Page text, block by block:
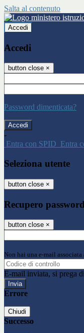
Salta al contenuto
Accedi
Accedi
button close ×
Password dimenticata?
-
Entra con SPID Entra
Seleziona utente
button close ×
Recupero password
button close ×
Non hai una e-mail
E-mail inviata, si prega
Errore
Chiudi
Successo